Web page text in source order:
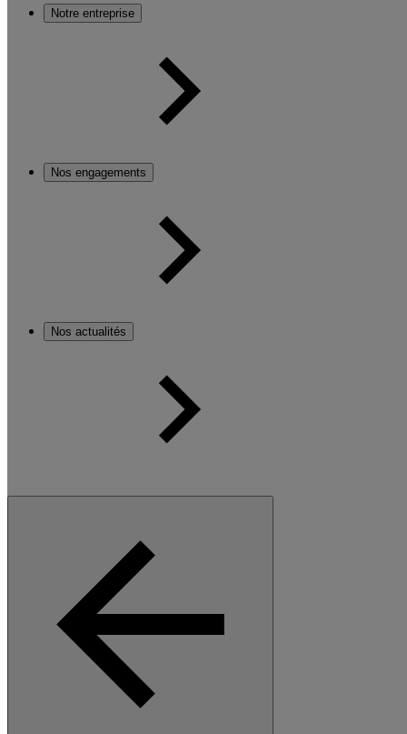
Notre entreprise
Nos engagements
Nos actualités